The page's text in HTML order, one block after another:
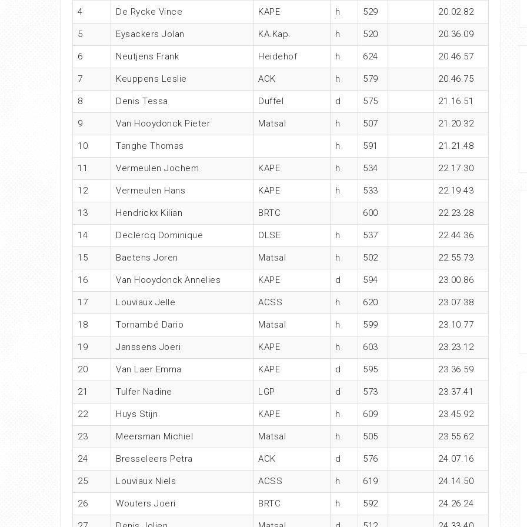
4 De Rycke Vince KAPE h 529 20.02.82
5 Eysackers Jolan KA.Kap. h 520 20.36.09
6 Neutjens Frank Heidehof h 624 20.46.57
7 Keuppens Leslie ACK h 579 20.46.75
8 Denis Tessa Duffel d 575 21.16.51
9 Van Hooydonck Pieter Matsal h 507 21.20.32
10 Tanghe Thomas h 591 21.21.48
11 Vermeulen Jochem KAPE h 534 22.17.30
12 Vermeulen Hans KAPE h 533 22.19.43
13 Hendrickx Kilian BRTC 600 22.23.28
14 Declercq Dominique OLSE h 537 22.44.36
15 Baetens Joren Matsal h 502 22.55.73
16 Van Hooydonck Annelies KAPE d 594 23.00.86
17 Louviaux Jelle ACSS h 620 23.07.38
18 Tornambé Dario Matsal h 599 23.10.77
19 Janssens Joeri KAPE h 603 23.23.12
20 Van Laer Emma KAPE d 595 23.36.59
21 Tulfer Nadine LGP d 573 23.37.41
22 Huys Stijn KAPE h 609 23.45.92
23 Meersman Michiel Matsal h 505 23.55.62
24 Bresseleers Petra ACK d 576 24.07.16
25 Louviaux Niels ACSS h 619 24.14.50
26 Wouters Joeri BRTC h 592 24.26.24